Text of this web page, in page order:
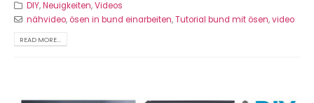
DIY,Neuigkeiten,Videos
nähvideo,ösen in bund einarbeiten,Tutorial bund mit ösen,video
READ MORE...